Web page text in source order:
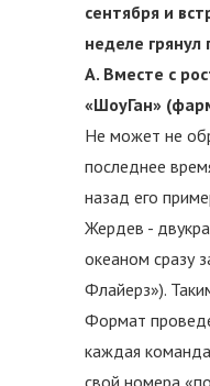
сентября и
неделе
А. Вместе с
«ШоуГан»
Не может не
последнее
назад его
Жердев -
океаном сразу
Флайерз»).
Формат
каждая
свой номера